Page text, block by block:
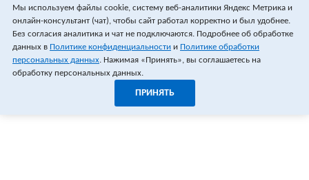
Указанные цены не являются публичной офертой (ст.435 ГК РФ).
Стоимость и наличие товара уточняйте у менеджера.
Мы используем файлы cookie, систему веб-аналитики Яндекс Метрика и
онлайн-консультант (чат), чтобы сайт работал корректно и был удобнее.
Без согласия аналитика и чат не подключаются. Подробнее об обработке
данных в Политике конфиденциальности и Политике обработки
персональных данных. Нажимая «Принять», вы соглашаетесь на
обработку персональных данных.
ПРИНЯТЬ